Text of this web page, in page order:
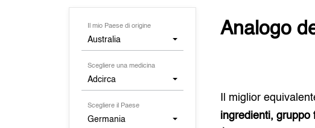
Il mio Paese di origine
Australia
Scegliere una medicina
Adcirca
Scegliere il Paese
Germania
Analogo
Il miglior
ingredienti, gruppo